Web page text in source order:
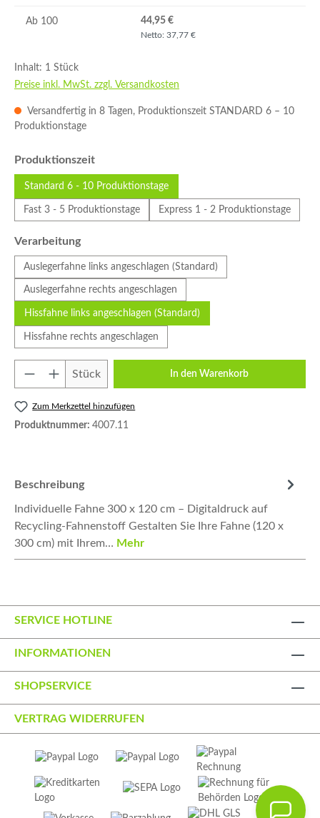
Ab 100 44,95 €
Netto: 37,77 €
Inhalt: 1 Stück
Preise inkl. MwSt. zzgl. Versandkosten
Versandfertig in 8 Tagen, Produktionszeit STANDARD 6 – 10
Produktionstage
Produktionszeitauswählen
Standard 6 - 10 Produktionstage
Fast 3 - 5 Produktionstage Express 1 - 2 Produktionstage
Verarbeitungauswählen
Auslegerfahne links angeschlagen (Standard)
Auslegerfahne rechts angeschlagen
Hissfahne links angeschlagen (Standard)
Hissfahne rechts angeschlagen
Produkt Anzahl: Gib den gewünschten
Stück In den Warenkorb
Zum Merkzettel hinzufügen
Produktnummer: 4007.11
Beschreibung
Individuelle Fahne 300 x 120 cm – Digitaldruck auf
Recycling-Fahnenstoff Gestalten Sie Ihre Fahne (120 x
300 cm) mit Ihrem… Mehr
SERVICE HOTLINE
INFORMATIONEN
SHOPSERVICE
VERTRAG WIDERRUFEN